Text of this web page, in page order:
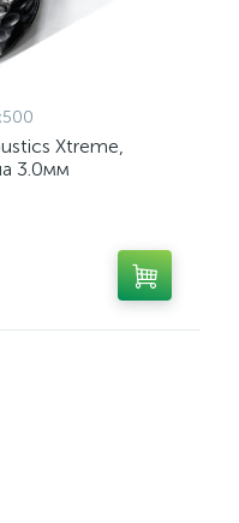
Xtreme,
3.0мм